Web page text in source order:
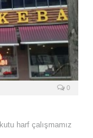
0
harf çalışmamız